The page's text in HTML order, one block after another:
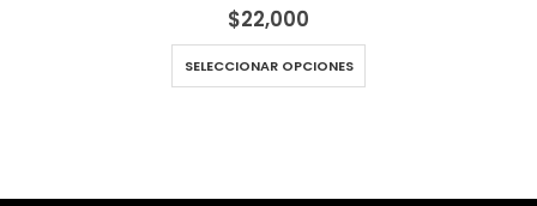
0out of 5
$22,000
SELECCIONAR OPCIONES